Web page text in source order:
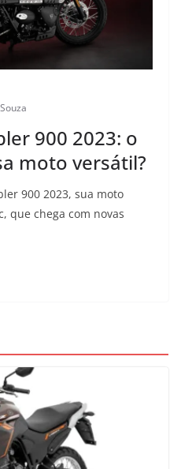
900 2023: o
moto versátil?
900 2023, sua moto
que chega com novas